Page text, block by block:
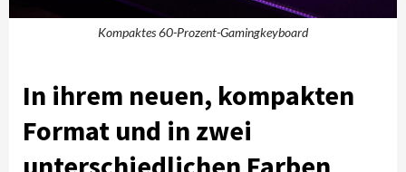
Kompaktes 60-Prozent-Gamingkeyboard
In ihrem neuen, kompakten
Format und in zwei